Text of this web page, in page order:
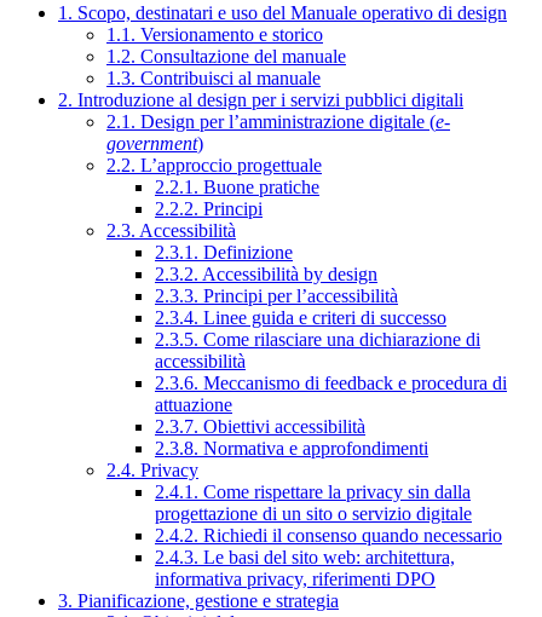
1. Scopo, destinatari e uso del Manuale operativo di design
1.1. Versionamento e storico
1.2. Consultazione del manuale
1.3. Contribuisci al manuale
2. Introduzione al design per i servizi pubblici digitali
2.1. Design per l’amministrazione digitale (e-
government)
2.2. L’approccio progettuale
2.2.1. Buone pratiche
2.2.2. Principi
2.3. Accessibilità
2.3.1. Definizione
2.3.2. Accessibilità by design
2.3.3. Principi per l’accessibilità
2.3.4. Linee guida e criteri di successo
2.3.5. Come rilasciare una dichiarazione di
accessibilità
2.3.6. Meccanismo di feedback e procedura di
attuazione
2.3.7. Obiettivi accessibilità
2.3.8. Normativa e approfondimenti
2.4. Privacy
2.4.1. Come rispettare la privacy sin dalla
progettazione di un sito o servizio digitale
2.4.2. Richiedi il consenso quando necessario
2.4.3. Le basi del sito web: architettura,
informativa privacy, riferimenti DPO
3. Pianificazione, gestione e strategia